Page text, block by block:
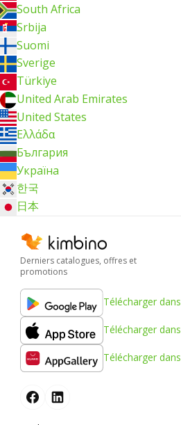
South Africa
Srbija
Suomi
Sverige
Türkiye
United Arab Emirates
United States
Ελλάδα
България
Україна
한국
日本
Derniers catalogues, offres et
promotions
Télécharger dans
Télécharger dans
Télécharger dans